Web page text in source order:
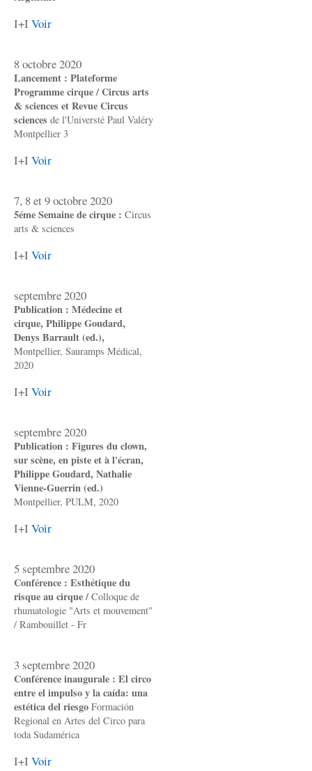
I+I Voir
8 octobre 2020
Lancement : Plateforme
Programme cirque / Circus arts
& sciences et Revue Circus
sciences de l'Universté Paul Valéry
Montpellier 3
I+I Voir
7, 8 et 9 octobre 2020
5éme Semaine de cirque : Circus
arts & sciences
I+I Voir
septembre 2020
Publication : Médecine et
cirque, Philippe Goudard,
Denys Barrault (ed.),
Montpellier, Sauramps Médical,
2020
I+I Voir
septembre 2020
Publication : Figures du clown,
sur scène, en piste et à l'écran,
Philippe Goudard, Nathalie
Vienne-Guerrin (ed.)
Montpellier, PULM, 2020
I+I Voir
5 septembre 2020
Conférence : Esthétique du
risque au cirque /Colloque de
rhumatologie "Arts et mouvement"
/ Rambouillet - Fr
3 septembre 2020
Conférence inaugurale : El circo
entre el impulso y la caída: una
estética del riesgo Formación
Regional en Artes del Circo para
toda Sudamérica
I+I Voir